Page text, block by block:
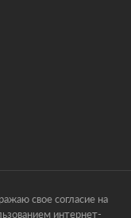
свое согласие на
интернет-